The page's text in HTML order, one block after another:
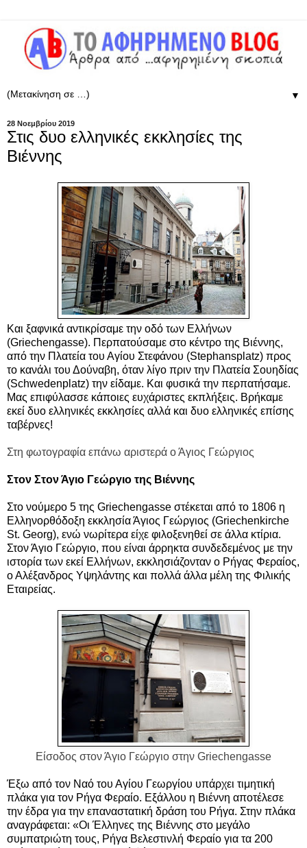
▼
28 Νοεμβρίου 2019
Στις δυο ελληνικές εκκλησίες της
Βιέννης
Και ξαφνικά αντικρίσαμε την οδό των Ελλήνων
(Griechengasse). Περπατούσαμε στο κέντρο της Βιέννης,
από την Πλατεία του Αγίου Στεφάνου (Stephansplatz) προς
το κανάλι του Δούναβη, όταν λίγο πριν την Πλατεία Σουηδίας
(Schwedenplatz) την είδαμε. Και φυσικά την περπατήσαμε.
Μας επιφύλασσε κάποιες ευχάριστες εκπλήξεις. Βρήκαμε
εκεί δυο ελληνικές εκκλησίες αλλά και δυο ελληνικές επίσης
ταβέρνες!
Στη φωτογραφία επάνω αριστερά ο Άγιος Γεώργιος
Στον Στον Άγιο Γεώργιο της Βιέννης
Στο νούμερο 5 της Griechengasse στέκεται από το 1806 η
Ελληνορθόδοξη εκκλησία Άγιος Γεώργιος (Griechenkirche
St. Georg), ενώ νωρίτερα είχε φιλοξενηθεί σε άλλα κτίρια.
Στον Άγιο Γεώργιο, που είναι άρρηκτα συνδεδεμένος με την
ιστορία των εκεί Ελλήνων, εκκλησιάζονταν ο Ρήγας Φεραίος,
ο Αλέξανδρος Υψηλάντης και πολλά άλλα μέλη της Φιλικής
Εταιρείας.
Είσοδος στον Άγιο Γεώργιο στην Griechengasse
Έξω από τον Ναό του Αγίου Γεωργίου υπάρχει τιμητική
πλάκα για τον Ρήγα Φεραίο. Εξάλλου η Βιέννη αποτέλεσε
την έδρα για την επαναστατική δράση του Ρήγα. Στην πλάκα
αναγράφεται: «Οι Έλληνες της Βιέννης στο μεγάλο
συμπατριώτη τους, Ρήγα Βελεστινλή Φεραίο για τα 200